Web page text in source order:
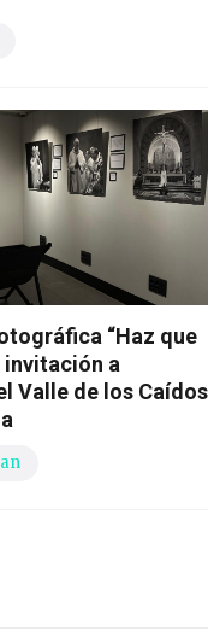
“Haz que
invitación a
Valle de los Caídos